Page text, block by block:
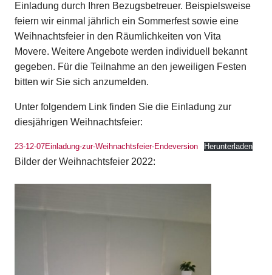
Einladung durch Ihren Bezugsbetreuer. Beispielsweise
feiern wir einmal jährlich ein Sommerfest sowie eine
Weihnachtsfeier in den Räumlichkeiten von Vita
Movere. Weitere Angebote werden individuell bekannt
gegeben. Für die Teilnahme an den jeweiligen Festen
bitten wir Sie sich anzumelden.
Unter folgendem Link finden Sie die Einladung zur
diesjährigen Weihnachtsfeier:
23-12-07Einladung-zur-Weihnachtsfeier-Endeversion Herunterladen
Bilder der Weihnachtsfeier 2022: